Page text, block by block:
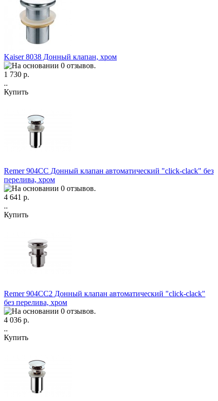
Kaiser 8038 Донный клапан, хром
1 730 р.
..
Купить
Remer 904CC Донный клапан автоматический "click-clack" без
перелива, хром
4 641 р.
..
Купить
Remer 904CC2 Донный клапан автоматический "click-clack"
без перелива, хром
4 036 р.
..
Купить